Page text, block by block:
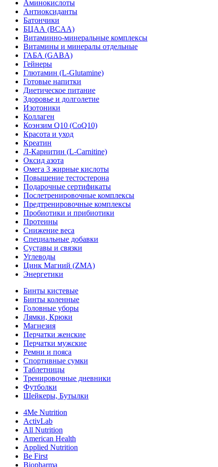
Аминокислоты
Антиоксиданты
Батончики
БЦАА (BCAA)
Витаминно-минеральные комплексы
Витамины и минералы отдельные
ГАБА (GABA)
Гейнеры
Глютамин (L-Glutamine)
Готовые напитки
Диетическое питание
Здоровье и долголетие
Изотоники
Коллаген
Коэнзим Q10 (CoQ10)
Красота и уход
Креатин
Л-Карнитин (L-Сarnitine)
Оксид азота
Омега 3 жирные кислоты
Повышение тестостерона
Подарочные сертификаты
Послетренировочные комплексы
Предтренировочные комплексы
Пробиотики и прибиотики
Протеины
Снижение веса
Специальные добавки
Суставы и связки
Углеводы
Цинк Магний (ZMA)
Энергетики
Бинты кистевые
Бинты коленные
Головные уборы
Лямки, Крюки
Магнезия
Перчатки женские
Перчатки мужские
Ремни и пояса
Спортивные сумки
Таблетницы
Тренировочные дневники
Футболки
Шейкеры, Бутылки
4Me Nutrition
ActivLab
All Nutrition
American Health
Applied Nutrition
Be First
Biopharma